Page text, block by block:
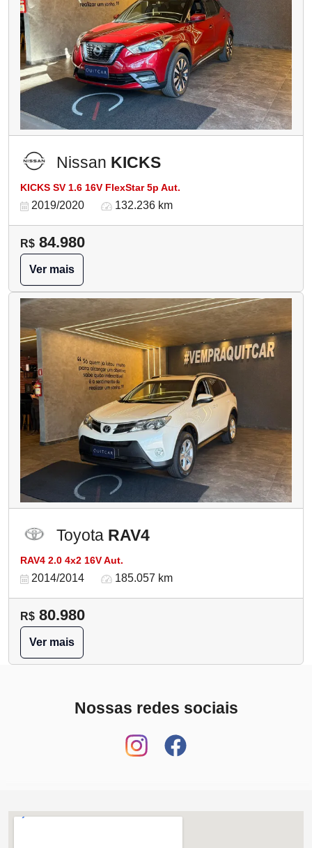
Nissan KICKS
KICKS SV 1.6 16V FlexStar 5p Aut.
2019/2020 132.236 km
R$ 84.980
Ver mais
Toyota RAV4
RAV4 2.0 4x2 16V Aut.
2014/2014 185.057 km
R$ 80.980
Ver mais
Nossas redes sociais